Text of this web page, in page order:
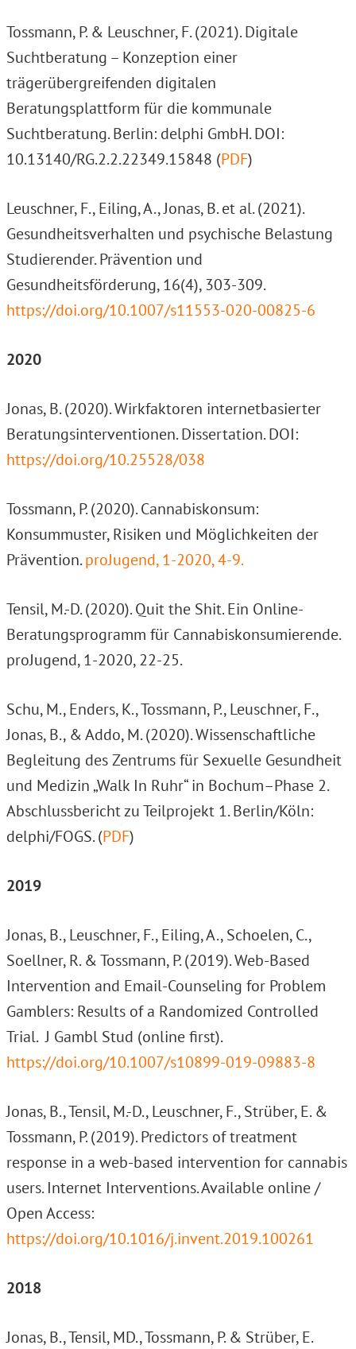
Tossmann, P. & Leuschner, F. (2021). Digitale
Suchtberatung – Konzeption einer
trägerübergreifenden digitalen
Beratungsplattform für die kommunale
Suchtberatung. Berlin: delphi GmbH. DOI:
10.13140/RG.2.2.22349.15848 (PDF)
Leuschner, F., Eiling, A., Jonas, B. et al. (2021).
Gesundheitsverhalten und psychische Belastung
Studierender. Prävention und
Gesundheitsförderung, 16(4), 303-309.
https://doi.org/10.1007/s11553-020-00825-6
2020
Jonas, B. (2020). Wirkfaktoren internetbasierter
Beratungsinterventionen. Dissertation. DOI:
https://doi.org/10.25528/038
Tossmann, P. (2020). Cannabiskonsum:
Konsummuster, Risiken und Möglichkeiten der
Prävention.proJugend, 1-2020, 4-9.
Tensil, M.-D. (2020). Quit the Shit. Ein Online-
Beratungsprogramm für Cannabiskonsumierende.
proJugend, 1-2020, 22-25.
Schu, M., Enders, K., Tossmann, P., Leuschner, F.,
Jonas, B., & Addo, M. (2020). Wissenschaftliche
Begleitung des Zentrums für Sexuelle Gesundheit
und Medizin „Walk In Ruhr“ in Bochum–Phase 2.
Abschlussbericht zu Teilprojekt 1. Berlin/Köln:
delphi/FOGS. (PDF)
2019
Jonas, B., Leuschner, F., Eiling, A.,Schoelen, C.,
Soellner, R. &Tossmann, P. (2019).Web-Based
Intervention and Email-Counseling for Problem
Gamblers: Results of a Randomized Controlled
Trial. J Gambl Stud (online first).
https://doi.org/10.1007/s10899-019-09883-8
Jonas, B., Tensil, M.-D., Leuschner, F., Strüber, E. &
Tossmann, P. (2019).Predictors of treatment
response in a web-based intervention for cannabis
users. Internet Interventions. Available online /
Open Access:
https://doi.org/10.1016/j.invent.2019.100261
2018
Jonas, B., Tensil, MD., Tossmann, P. & Strüber, E.